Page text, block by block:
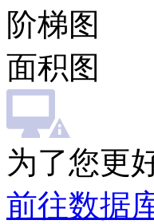
阶梯图
面积图
为了您更
前往数据